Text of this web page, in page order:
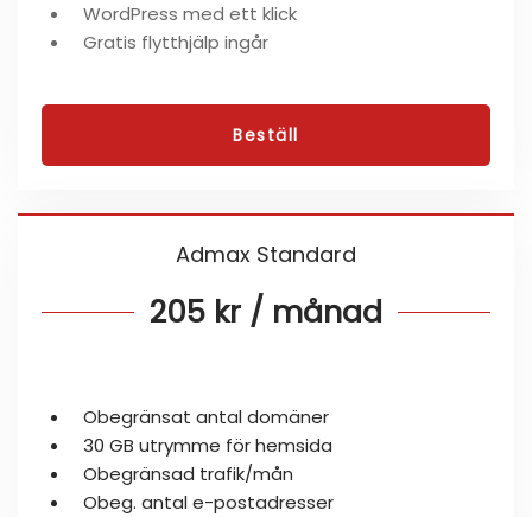
WordPress med ett klick
Gratis flytthjälp ingår
Beställ
Admax Standard
205 kr / månad
Obegränsat antal domäner
30 GB utrymme för hemsida
Obegränsad trafik/mån
Obeg. antal e-postadresser